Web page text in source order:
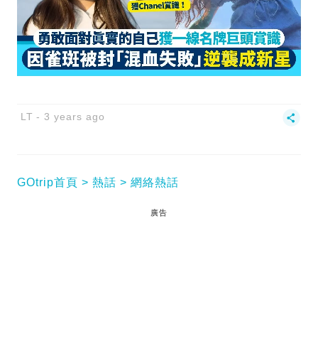
LT 3 years ago
GOtrip首頁 熱話 網絡熱話
廣告